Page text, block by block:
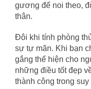
gương để noi theo,
thân.
Đôi khi tính phòng
sự tự mãn. Khi bạn
gắng thể hiện cho
những điều tốt đẹp
thành công trong